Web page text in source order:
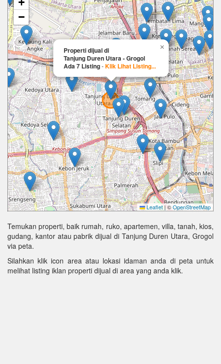
Properti dijual di
Tanjung Duren Utara - Grogol
Ada 7 Listing-Klik Lihat Listing...
×
−
Leaflet |©OpenStreetMap
Temukan properti, baik rumah, ruko, apartemen, villa, tanah, kios,
gudang, kantor atau pabrik dijual di Tanjung Duren Utara, Grogol
via peta.
Silahkan klik icon area atau lokasi idaman anda di peta untuk
melihat listing iklan properti dijual di area yang anda klik.